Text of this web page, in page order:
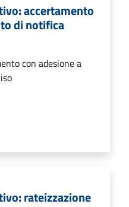
accertamento
di notifica
con adesione a
rateizzazione